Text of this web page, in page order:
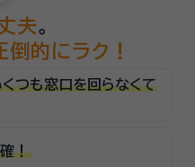
夫。
倒的にラク！
つも窓口を回らなくて
！